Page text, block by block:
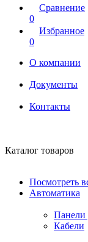
Сравнение
0
Избранное
0
О компании
Документы
Контакты
Каталог товаров
Посмотреть
Автоматика
Панели
Кабели